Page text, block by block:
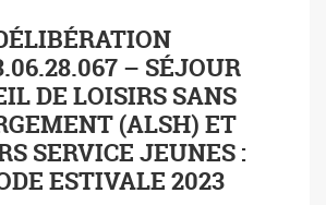
programmation
culturelle, la vie
associative,…
– SÉJOUR
DE LOISIRS SANS
(ALSH) ET
SERVICE JEUNES :
ESTIVALE 2023